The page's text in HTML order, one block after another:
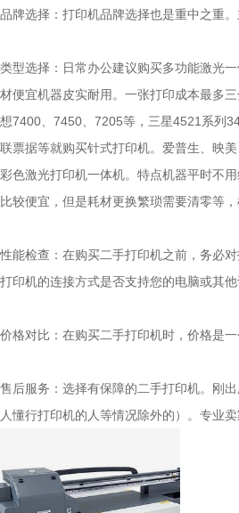
品牌选择：打印机品牌选择也是重中之重
类型选择：日常办公建议购买多功能激光
材便宜机器皮实耐用。一张打印成本最多
想7400、7450、7205等，三星4521系列
联票据等就购买针式打印机。爱普生、映
彩色激光打印机一体机。特点机器平时不
比较便宜，但是耗材更换繁琐需要清零等
性能检查：在购买二手打印机之前，务必
打印机的连接方式是否支持您的电脑或其他
价格对比：在购买二手打印机时，价格是
售后服务：选择有保障的二手打印机。刚
人懂行打印机的人等情况除外的）。专业